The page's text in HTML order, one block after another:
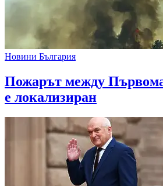
Новини България
Пожарът между
е локализиран